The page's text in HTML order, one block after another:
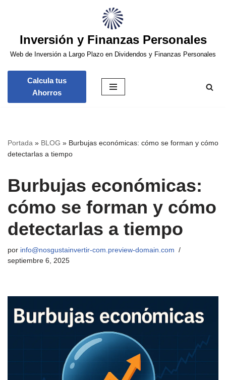
contenido
Inversión y Finanzas Personales
Web de Inversión a Largo Plazo en Dividendos y Finanzas Personales
Calcula tus
Ahorros
Portada » BLOG » Burbujas económicas: cómo se forman y cómo
detectarlas a tiempo
Burbujas económicas:
cómo se forman y cómo
detectarlas a tiempo
por info@nosgustainvertir-com.preview-domain.com
septiembre 6, 2025